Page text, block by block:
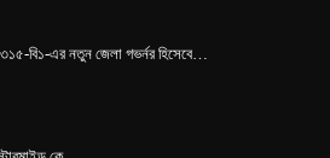
৩১৫-বি১-এর নতুন জেলা গভর্নর হিসেবে…